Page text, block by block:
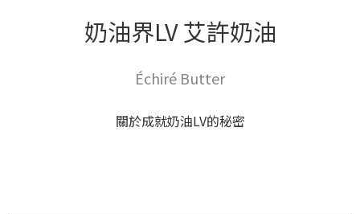
奶油界LV 艾許奶油
Échiré Butter
關於成就奶油LV的秘密